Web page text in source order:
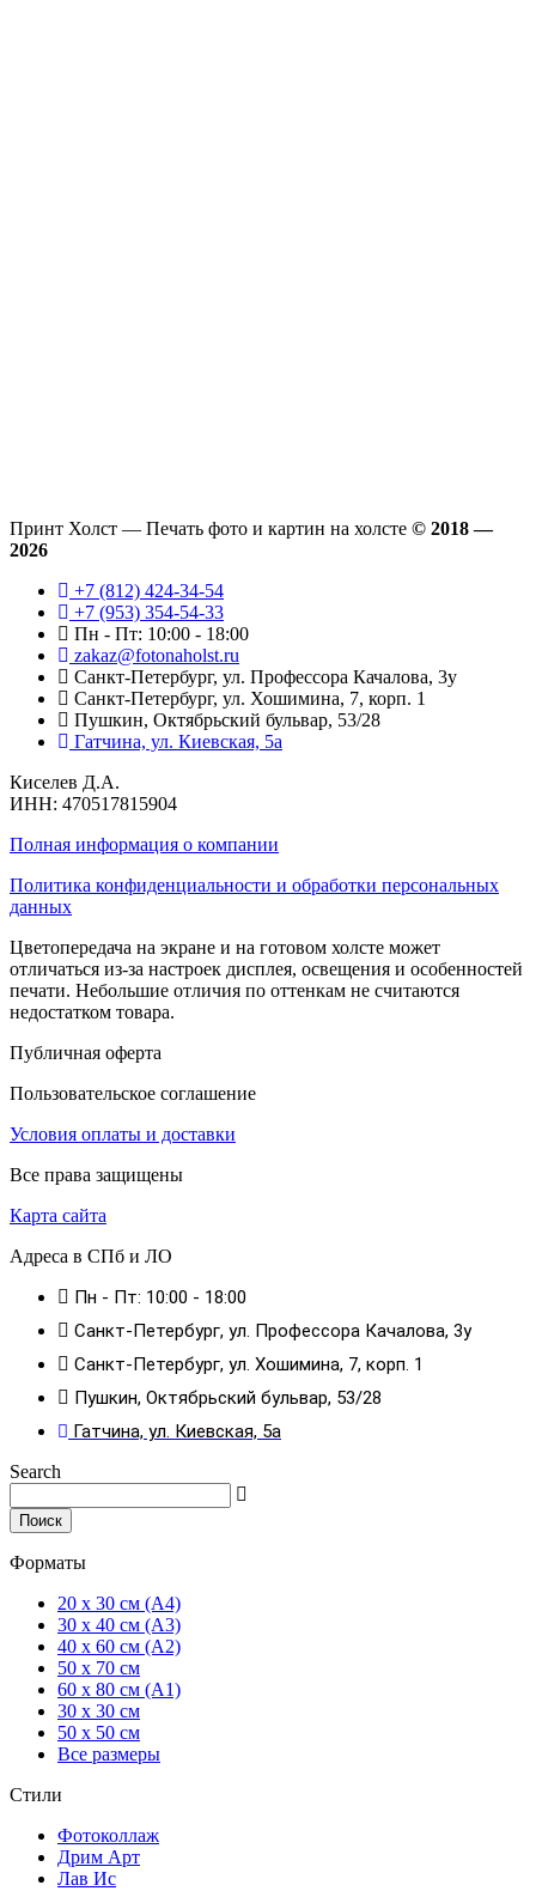
Принт Холст — Печать фото и картин на холсте © 2018 —
2026
+7 (812) 424-34-54
+7 (953) 354-54-33
Пн - Пт: 10:00 - 18:00
zakaz@fotonaholst.ru
Санкт-Петербург, ул. Профессора Качалова, 3у
Санкт-Петербург, ул. Хошимина, 7, корп. 1
Пушкин, Октябрьский бульвар, 53/28
Гатчина, ул. Киевская, 5а
Киселев Д.А.
ИНН: 470517815904
Полная информация о компании
Политика конфиденциальности и обработки персональных
данных
Цветопередача на экране и на готовом холсте может
отличаться из-за настроек дисплея, освещения и особенностей
печати. Небольшие отличия по оттенкам не считаются
недостатком товара.
Публичная оферта
Пользовательское соглашение
Условия оплаты и доставки
Все права защищены
Карта сайта
Адреса в СПб и ЛО
Пн - Пт: 10:00 - 18:00
Санкт-Петербург, ул. Профессора Качалова, 3у
Санкт-Петербург, ул. Хошимина, 7, корп. 1
Пушкин, Октябрьский бульвар, 53/28
Гатчина, ул. Киевская, 5а
Search
Поиск
Форматы
20 x 30 см (А4)
30 x 40 см (А3)
40 x 60 см (А2)
50 x 70 см
60 x 80 см (А1)
30 x 30 см
50 x 50 см
Все размеры
Стили
Фотоколлаж
Дрим Арт
Лав Ис